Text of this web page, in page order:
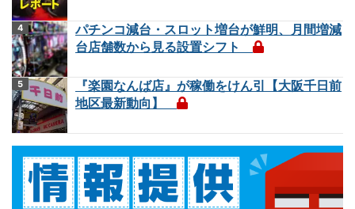
パチンコ減台・スロット増台が鮮明、月間増減
台店舗数から見る設置シフト
『楽園なんば店』が稼働をけん引【大阪千日前
地区最新動向】